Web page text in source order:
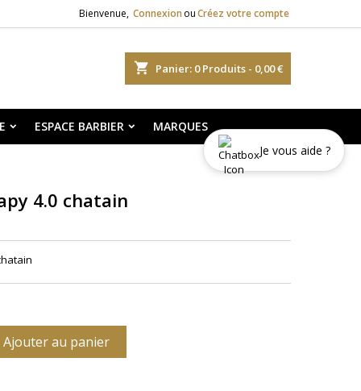
Bienvenue, Connexion ouCréez votre compte
shopping_cart Panier: 0Produits - 0,00 €
ESPACE BARBIER MARQUES
4.0 chatain
Ajouter au panier
Je vous aide ?